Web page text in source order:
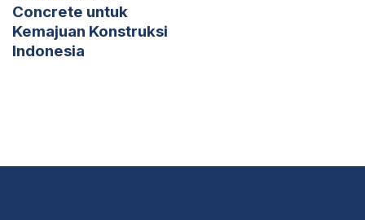
Concrete untuk
Kemajuan Konstruksi
Indonesia